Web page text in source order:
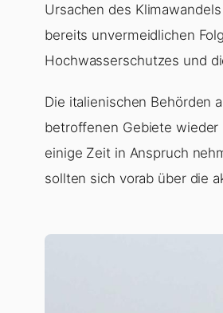
Ursachen des
bereits unvermeidlichen
Hochwasserschutzes und
Die italienischen Behörden
betroffenen Gebiete wieder
einige Zeit in Anspruch
sollten sich vorab über die